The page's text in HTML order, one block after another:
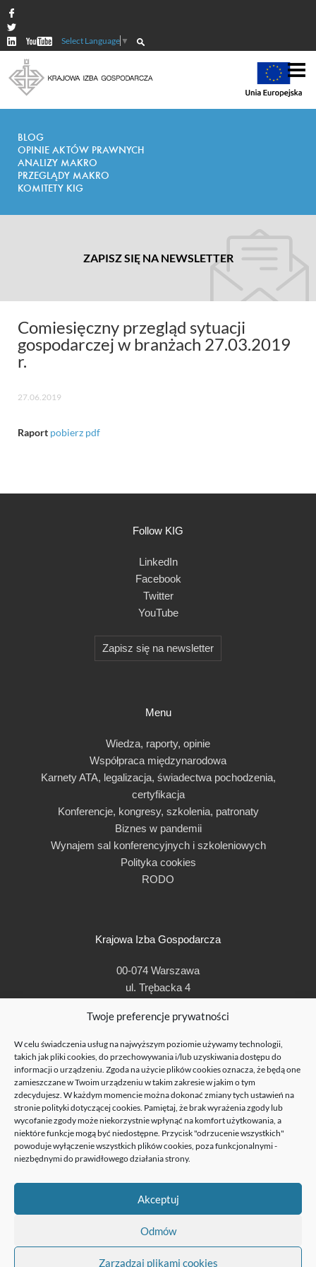
Twoje preferencje prywatności
W celu świadczenia usług na najwyższym poziomie używamy technologii,
takich jak pliki cookies, do przechowywania i/lub uzyskiwania dostępu do
informacji o urządzeniu. Zgoda na użycie plików cookies oznacza, że będą one
zamieszczane w Twoim urządzeniu w takim zakresie w jakim o tym
zdecydujesz. W każdym momencie można dokonać zmiany tych ustawień na
stroniepolityki dotyczącej cookies. Pamiętaj, że brak wyrażenia zgody lub
wycofanie zgody może niekorzystnie wpłynąć na komfort użytkowania, a
niektóre funkcje mogą być niedostępne. Przycisk "odrzucenie wszystkich"
powoduje wyłączenie wszystkich plików cookies, poza funkcjonalnymi -
niezbędnymi do prawidłowego działania strony.
Akceptuj
Odmów
Zarządzaj plikami cookies
Select Language ▼
BLOG
OPINIE AKTÓW PRAWNYCH
ANALIZY MAKRO
PRZEGLĄDY MAKRO
KOMITETY KIG
ZAPISZ SIĘ NA NEWSLETTER
Comiesięczny przegląd sytuacji
gospodarczej w branżach 27.03.2019
r.
27.06.2019
Raport pobierz pdf
Krajowa Izba Gospodarcza
00-074 Warszawa
ul. Trębacka 4
e:kig@kig.pl
© Krajowa Izba Gospodarcza 1990-2019
Follow KIG
LinkedIn
Facebook
Twitter
YouTube
Zapisz się na newsletter
Menu
Wiedza, raporty, opinie
Współpraca międzynarodowa
Karnety ATA, legalizacja, świadectwa pochodzenia,
certyfikacja
Konferencje, kongresy, szkolenia, patronaty
Biznes w pandemii
Wynajem sal konferencyjnych i szkoleniowych
Polityka cookies
RODO
Krajowa Izba Gospodarcza otrzymała dofinansowanie w ramach projektu
Gospodarczej”, w ramach działania 3.4 Dotacje na kapitał obrotowy Programu
Operacyjnego Inteligentny Rozwój 2014-2020”, współfinansowany ze środków